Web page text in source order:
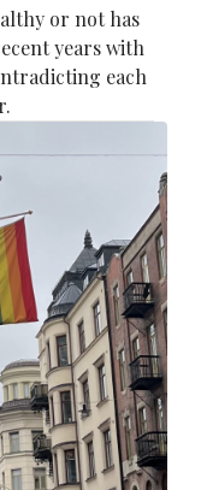
or not has
years with
each